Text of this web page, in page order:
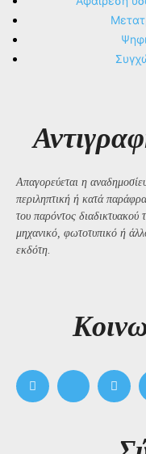
Απαγορεύεται η
περιληπτική ή κατά
του παρόντος διαδικτυακού
μηχανικό, φωτοτυπικό ή
εκδότη.